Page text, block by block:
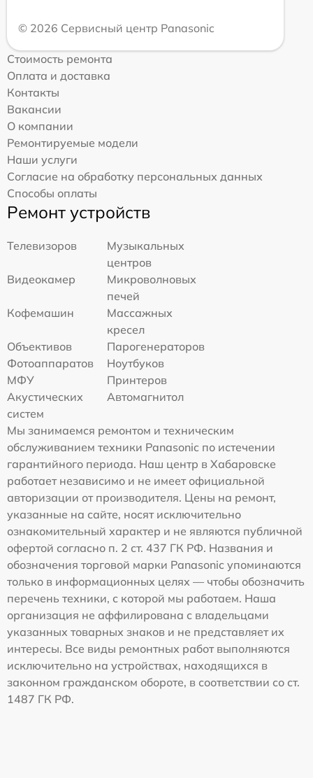
© 2026 Сервисный центр Panasonic
Стоимость ремонта
Оплата и доставка
Контакты
Вакансии
О компании
Ремонтируемые модели
Наши услуги
Согласие на обработку персональных данных
Способы оплаты
Ремонт устройств
Телевизоров
Музыкальных
центров
Видеокамер
Микроволновых
печей
Кофемашин
Массажных
кресел
Объективов
Парогенераторов
Фотоаппаратов
Ноутбуков
МФУ
Принтеров
Акустических
систем
Автомагнитол
Мы занимаемся ремонтом и техническим
обслуживанием техники Panasonic по истечении
гарантийного периода. Наш центр в Хабаровске
работает независимо и не имеет официальной
авторизации от производителя. Цены на ремонт,
указанные на сайте, носят исключительно
ознакомительный характер и не являются публичной
офертой согласно п. 2 ст. 437 ГК РФ. Названия и
обозначения торговой марки Panasonic упоминаются
только в информационных целях — чтобы обозначить
перечень техники, с которой мы работаем. Наша
организация не аффилирована с владельцами
указанных товарных знаков и не представляет их
интересы. Все виды ремонтных работ выполняются
исключительно на устройствах, находящихся в
законном гражданском обороте, в соответствии со ст.
1487 ГК РФ.